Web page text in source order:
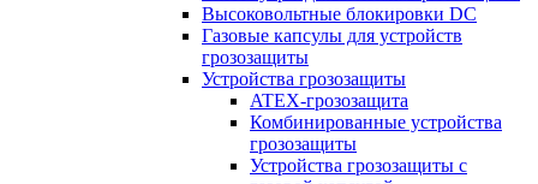
Высоковольтные блокировки DC
Газовые капсулы для устройств
грозозащиты
Устройства грозозащиты
ATEX-грозозащита
Комбинированные устройства
грозозащиты
Устройства грозозащиты с